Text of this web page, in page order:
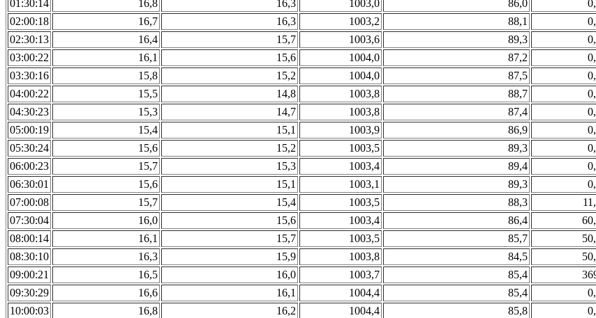
01:30:14
16,8 16,3 1003,0 86,0
02:00:18
16,7 16,3 1003,2 88,1
02:30:13
16,4 15,7 1003,6 89,3
03:00:22
16,1 15,6 1004,0 87,2
03:30:16
15,8 15,2 1004,0 87,5
04:00:22
15,5 14,8 1003,8 88,7
04:30:23
15,3 14,7 1003,8 87,4
05:00:19
15,4 15,1 1003,9 86,9
05:30:24
15,6 15,2 1003,5 89,3
06:00:23
15,7 15,3 1003,4 89,4
06:30:01
15,6 15,1 1003,1 89,3
07:00:08
15,7 15,4 1003,5 88,3
07:30:04
16,0 15,6 1003,4 86,4
08:00:14
16,1 15,7 1003,5 85,7
08:30:10
16,3 15,9 1003,8 84,5
09:00:21
16,5 16,0 1003,7 85,4
09:30:29
16,6 16,1 1004,4 85,4
10:00:03
16,8 16,2 1004,4 85,8